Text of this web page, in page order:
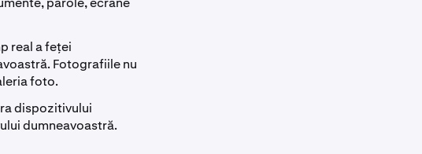
real a feței
Fotografiile nu
foto.
dispozitivului
dumneavoastră.